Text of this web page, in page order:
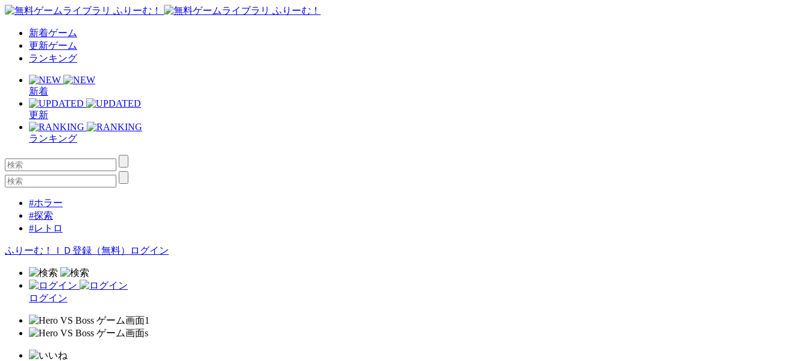
新着ゲーム
更新ゲーム
ランキング
新着
更新
ランキング
#ホラー
#探索
#レトロ
ふりーむ！ＩＤ登録（無料） ログイン
ログイン